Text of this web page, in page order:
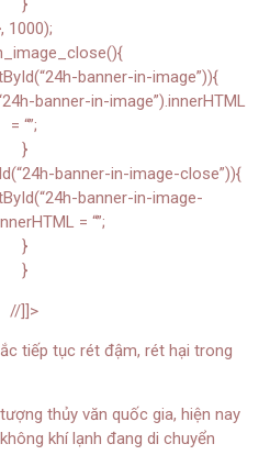
}
1000);
banner-in-image”)){
banner-in-image”).innerHTML
= “”;
}
banner-in-image-close”)){
banner-in-image-
= “”;
}
}
//]]>
tiếp tục rét đậm, rét hại trong
thủy văn quốc gia, hiện nay
khí lạnh đang di chuyển